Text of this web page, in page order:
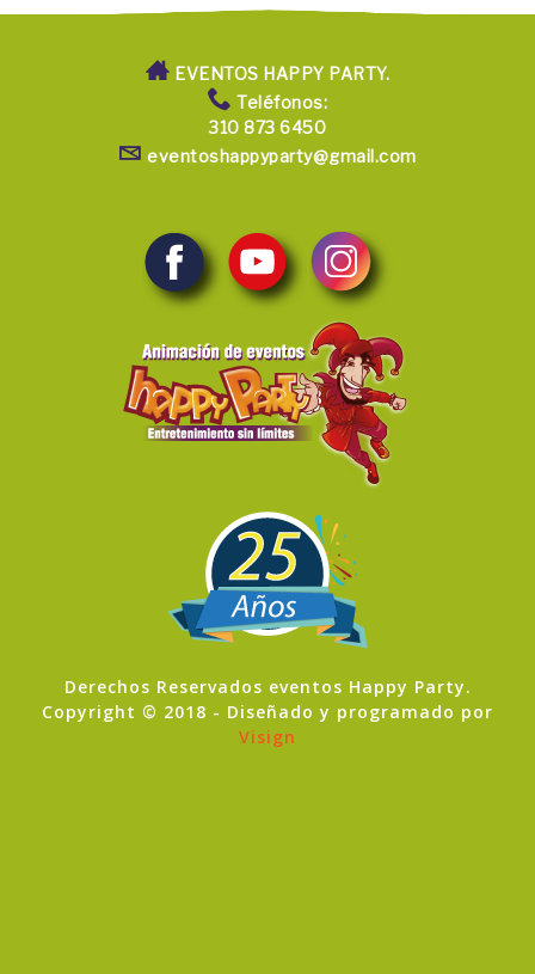
EVENTOS HAPPY PARTY.
Teléfonos:
310 873 6450
eventoshappyparty@gmail.com
Derechos Reservados eventos Happy Party.
Copyright © 2018 - Diseñado y programado por
Visign